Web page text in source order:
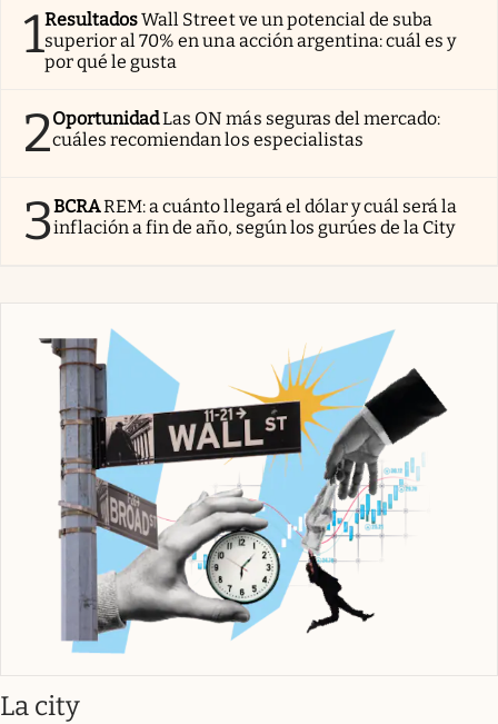
1ResultadosWall Street ve un potencial de suba
superior al 70% en una acción argentina: cuál es y
por qué le gusta
2OportunidadLas ON más seguras del mercado:
cuáles recomiendan los especialistas
3BCRAREM: a cuánto llegará el dólar y cuál será la
inflación a fin de año, según los gurúes de la City
La cityabre en nueva pestaña